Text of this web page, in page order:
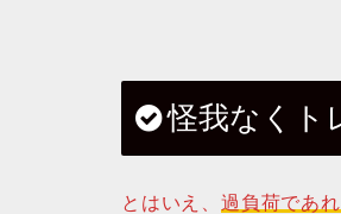
怪我なくト
とはいえ、 過負荷であ